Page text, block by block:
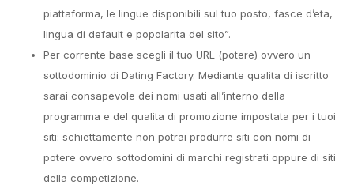
piattaforma, le lingue disponibili sul tuo posto, fasce d’eta,
lingua di default e popolarita del sito”.
Per corrente base scegli il tuo URL (potere) ovvero un
sottodominio di Dating Factory. Mediante qualita di iscritto
sarai consapevole dei nomi usati all’interno della
programma e del qualita di promozione impostata per i tuoi
siti: schiettamente non potrai produrre siti con nomi di
potere ovvero sottodomini di marchi registrati oppure di siti
della competizione.